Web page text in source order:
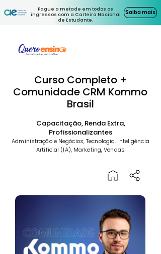
Pague a metade em todos os
ingressos com a Carteira Nacional
de Estudante.
Saiba mais
Curso Completo +
Comunidade CRM Kommo
Brasil
Capacitação, Renda Extra,
Profissionalizantes
Administração e Negócios, Tecnologia, Inteligência
Artificial (IA), Marketing, Vendas